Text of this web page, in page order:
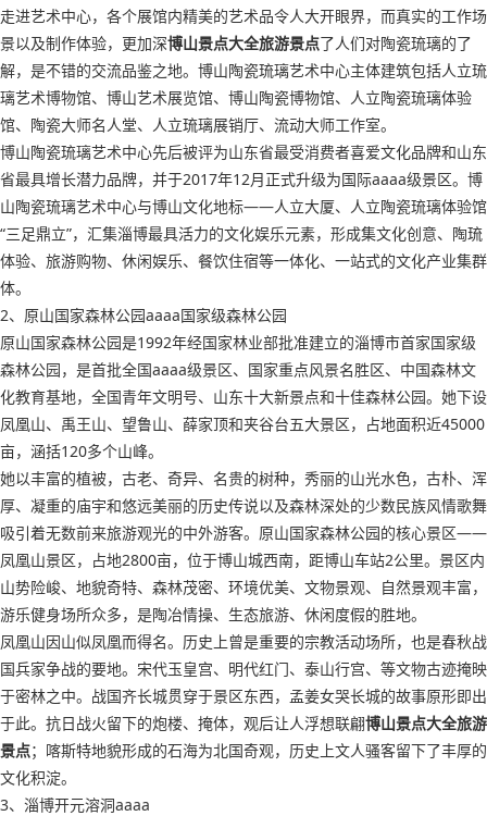
走进艺术中心，各个展馆内精美的艺术品令人大开眼界，而真实的工作场
景以及制作体验，更加深博山景点大全旅游景点了人们对陶瓷琉璃的了
解，是不错的交流品鉴之地。博山陶瓷琉璃艺术中心主体建筑包括人立琉
璃艺术博物馆、博山艺术展览馆、博山陶瓷博物馆、人立陶瓷琉璃体验
馆、陶瓷大师名人堂、人立琉璃展销厅、流动大师工作室。
博山陶瓷琉璃艺术中心先后被评为山东省最受消费者喜爱文化品牌和山东
省最具增长潜力品牌，并于2017年12月正式升级为国际aaaa级景区。博
山陶瓷琉璃艺术中心与博山文化地标——人立大厦、人立陶瓷琉璃体验馆
“三足鼎立”，汇集淄博最具活力的文化娱乐元素，形成集文化创意、陶琉
体验、旅游购物、休闲娱乐、餐饮住宿等一体化、一站式的文化产业集群
体。
2、原山国家森林公园aaaa国家级森林公园
原山国家森林公园是1992年经国家林业部批准建立的淄博市首家国家级
森林公园，是首批全国aaaa级景区、国家重点风景名胜区、中国森林文
化教育基地，全国青年文明号、山东十大新景点和十佳森林公园。她下设
凤凰山、禹王山、望鲁山、薛家顶和夹谷台五大景区，占地面积近45000
亩，涵括120多个山峰。
她以丰富的植被，古老、奇异、名贵的树种，秀丽的山光水色，古朴、浑
厚、凝重的庙宇和悠远美丽的历史传说以及森林深处的少数民族风情歌舞
吸引着无数前来旅游观光的中外游客。原山国家森林公园的核心景区——
凤凰山景区，占地2800亩，位于博山城西南，距博山车站2公里。景区内
山势险峻、地貌奇特、森林茂密、环境优美、文物景观、自然景观丰富，
游乐健身场所众多，是陶冶情操、生态旅游、休闲度假的胜地。
凤凰山因山似凤凰而得名。历史上曾是重要的宗教活动场所，也是春秋战
国兵家争战的要地。宋代玉皇宫、明代红门、泰山行宫、等文物古迹掩映
于密林之中。战国齐长城贯穿于景区东西，孟姜女哭长城的故事原形即出
于此。抗日战火留下的炮楼、掩体，观后让人浮想联翩博山景点大全旅游
景点；喀斯特地貌形成的石海为北国奇观，历史上文人骚客留下了丰厚的
文化积淀。
3、淄博开元溶洞aaaa